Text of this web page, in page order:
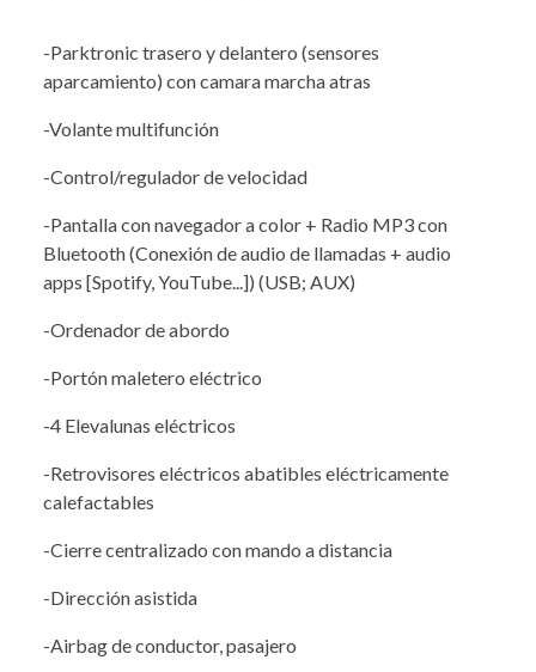
-Parktronic trasero y delantero (sensores
aparcamiento) con camara marcha atras
-Volante multifunción
-Control/regulador de velocidad
-Pantalla con navegador a color + Radio MP3 con
Bluetooth (Conexión de audio de llamadas + audio
apps [Spotify, YouTube...]) (USB; AUX)
-Ordenador de abordo
-Portón maletero eléctrico
-4 Elevalunas eléctricos
-Retrovisores eléctricos abatibles eléctricamente
calefactables
-Cierre centralizado con mando a distancia
-Dirección asistida
-Airbag de conductor, pasajero